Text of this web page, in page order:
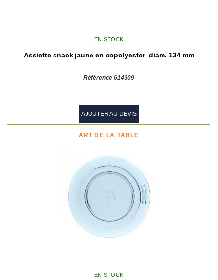
EN STOCK
Assiette snack jaune en copolyester diam. 134 mm
Référence 614309
AJOUTER AU DEVIS
ART DE LA TABLE
EN STOCK